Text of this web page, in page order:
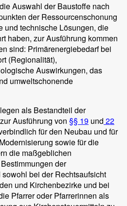
Auswahl der Baustoffe nach
der Ressourcenschonung
und technische Lösungen, die
haben, zur Ausführung kommen
sind: Primärenergiebedarf bei
(Regionalität),
Auswirkungen, das
umweltschonende
als Bestandteil der
Ausführung von §§ 19 und 22
für den Neubau und für
sowie für die
die maßgeblichen
der
bei der Rechtsaufsicht
und Kirchenbezirke und bei
Pfarrer oder Pfarrerinnen als